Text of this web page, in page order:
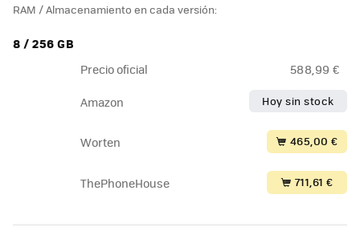
RAM / Almacenamiento en cada versión:
8 / 256 GB
Precio oficial 588,99 €
Amazon Hoy sin stock
Worten 465,00 €
ThePhoneHouse 711,61 €